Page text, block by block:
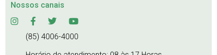
Nossos canais
(85) 4006-4000